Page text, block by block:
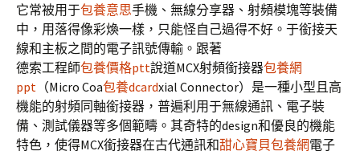
它常被用于包養意思手機、無線分享器、射頻模塊等裝備
中，用落得像彩煥一樣，只能怪自己過得不好。于銜接天
線和主板之間的電子訊號傳輸。跟著
德索工程師包養價格ptt說道MCX射頻銜接器包養網
ppt （Micro Coa包養dcardxial Connector）是一種小型且高
機能的射頻同軸銜接器，普遍利用于無線通訊、電子裝
備、測試儀器等多個範疇。其奇特的design和優良的機能
特色，使得MCX銜接器在古代通訊和甜心寶貝包養網電子